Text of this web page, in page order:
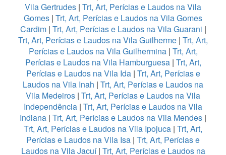
Vila Gertrudes | Trt, Art, Perícias e Laudos na Vila
Gomes | Trt, Art, Perícias e Laudos na Vila Gomes
Cardim| Trt, Art, Perícias e Laudos na Vila Guarani |
Trt, Art, Perícias e Laudos na Vila Guilherme | Trt, Art,
Perícias e Laudos na Vila Guilhermina| Trt, Art,
Perícias e Laudos na Vila Hamburguesa| Trt, Art,
Perícias e Laudos na Vila Ida| Trt, Art, Perícias e
Laudos na Vila Inah | Trt, Art, Perícias e Laudos na
Vila Medeiros | Trt, Art, Perícias e Laudos na Vila
Independência | Trt, Art, Perícias e Laudos na Vila
Indiana | Trt, Art, Perícias e Laudos na Vila Mendes |
Trt, Art, Perícias e Laudos na Vila Ipojuca | Trt, Art,
Perícias e Laudos na Vila Isa | Trt, Art, Perícias e
Laudos na Vila Jacuí| Trt, Art, Perícias e Laudos na